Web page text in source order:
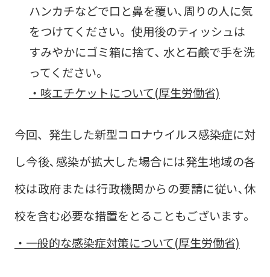
ハンカチなどで口と鼻を覆い､周りの人に気
をつけてください。使用後のティッシュは
すみやかにゴミ箱に捨て､ 水と石鹸で手を洗
ってください｡
・咳エチケットについて(厚生労働省)
今回、発生した新型コロナウイルス感染症に対
し今後､感染が拡大した場合には発生地域の各
校は政府または行政機関からの要請に従い､休
校を含む必要な措置をとることもございます｡
・一般的な感染症対策について(厚生労働省)